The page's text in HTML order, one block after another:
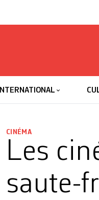
INTERNATIONAL
CINÉMA
Les
saute-